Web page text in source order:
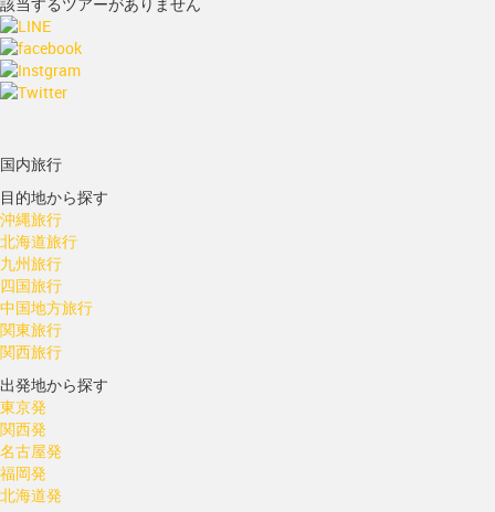
該当するツアーがありません
国内旅行
目的地から探す
沖縄旅行
北海道旅行
九州旅行
四国旅行
中国地方旅行
関東旅行
関西旅行
出発地から探す
東京発
関西発
名古屋発
福岡発
北海道発